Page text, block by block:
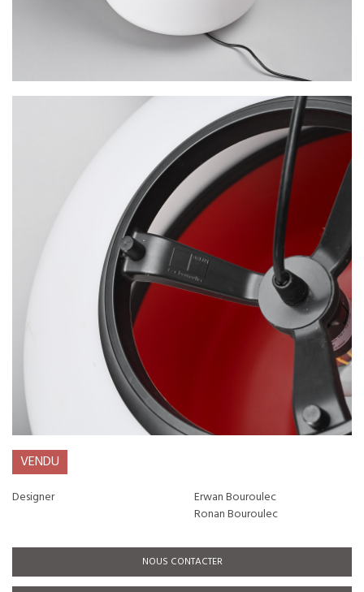
VENDU
Designer
Erwan Bouroulec
Ronan Bouroulec
NOUS CONTACTER